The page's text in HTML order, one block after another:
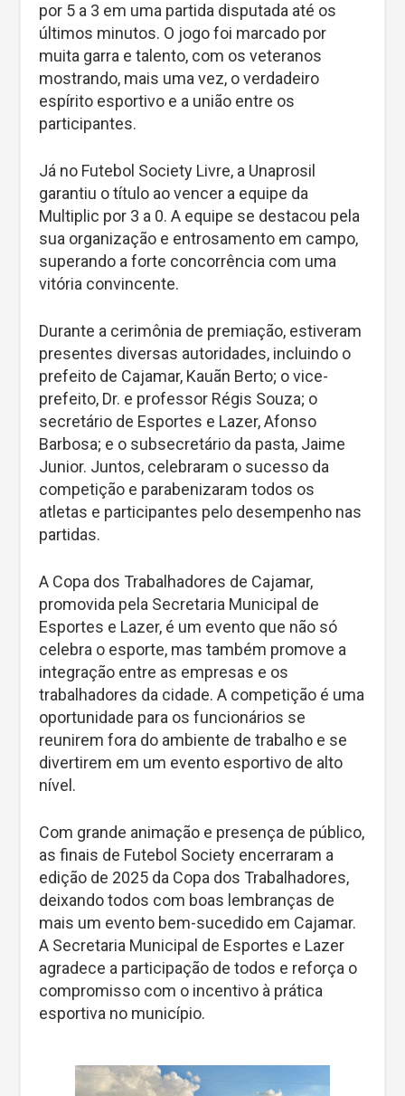
por 5 a 3 em uma partida disputada até os
últimos minutos. O jogo foi marcado por
muita garra e talento, com os veteranos
mostrando, mais uma vez, o verdadeiro
espírito esportivo e a união entre os
participantes.
Já no Futebol Society Livre, a Unaprosil
garantiu o título ao vencer a equipe da
Multiplic por 3 a 0. A equipe se destacou pela
sua organização e entrosamento em campo,
superando a forte concorrência com uma
vitória convincente.
Durante a cerimônia de premiação, estiveram
presentes diversas autoridades, incluindo o
prefeito de Cajamar, Kauãn Berto; o vice-
prefeito, Dr. e professor Régis Souza; o
secretário de Esportes e Lazer, Afonso
Barbosa; e o subsecretário da pasta, Jaime
Junior. Juntos, celebraram o sucesso da
competição e parabenizaram todos os
atletas e participantes pelo desempenho nas
partidas.
A Copa dos Trabalhadores de Cajamar,
promovida pela Secretaria Municipal de
Esportes e Lazer, é um evento que não só
celebra o esporte, mas também promove a
integração entre as empresas e os
trabalhadores da cidade. A competição é uma
oportunidade para os funcionários se
reunirem fora do ambiente de trabalho e se
divertirem em um evento esportivo de alto
nível.
Com grande animação e presença de público,
as finais de Futebol Society encerraram a
edição de 2025 da Copa dos Trabalhadores,
deixando todos com boas lembranças de
mais um evento bem-sucedido em Cajamar.
A Secretaria Municipal de Esportes e Lazer
agradece a participação de todos e reforça o
compromisso com o incentivo à prática
esportiva no município.